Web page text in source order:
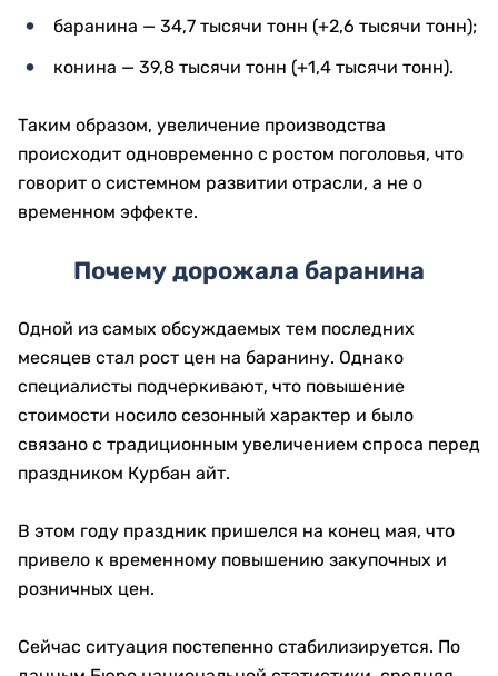
баранина — 34,7 тысячи тонн (+2,6 тысячи тонн);
конина — 39,8 тысячи тонн (+1,4 тысячи тонн).
Таким образом, увеличение производства
происходит одновременно с ростом поголовья, что
говорит о системном развитии отрасли, а не о
временном эффекте.
Почему дорожала баранина
Одной из самых обсуждаемых тем последних
месяцев стал рост цен на баранину. Однако
специалисты подчеркивают, что повышение
стоимости носило сезонный характер и было
связано с традиционным увеличением спроса перед
праздником Курбан айт.
В этом году праздник пришелся на конец мая, что
привело к временному повышению закупочных и
розничных цен.
Сейчас ситуация постепенно стабилизируется. По